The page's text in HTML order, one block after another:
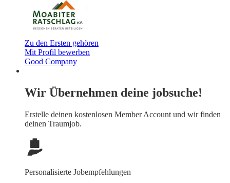
Zu den Ersten gehören
Mit Profil bewerben
Good Company
Wir Übernehmen deine jobsuche!
Erstelle deinen kostenlosen Member Account und wir finden
deinen Traumjob.
Personalisierte Jobempfehlungen